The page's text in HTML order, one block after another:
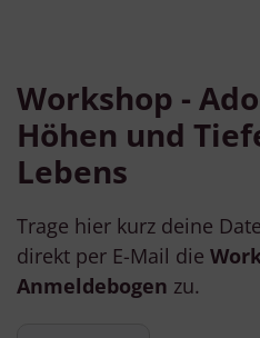
Workshop -
Höhen und
Lebens
Trage hier kurz deine
direkt per E-Mail die
Anmeldebogen zu.